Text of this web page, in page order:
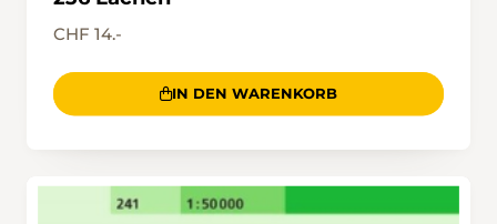
CHF 14.-
IN DEN WARENKORB